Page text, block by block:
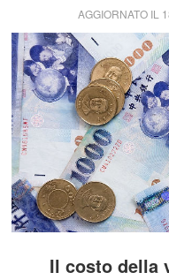
AGGIORNATO IL
Il costo della